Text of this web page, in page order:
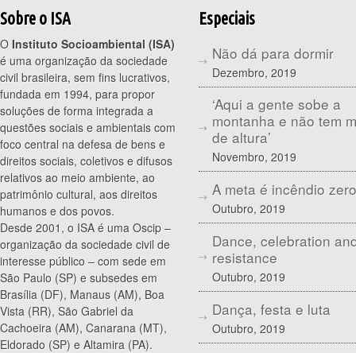
Sobre o ISA
O Instituto Socioambiental (ISA)
é uma organização da sociedade
civil brasileira, sem fins lucrativos,
fundada em 1994, para propor
soluções de forma integrada a
questões sociais e ambientais com
foco central na defesa de bens e
direitos sociais, coletivos e difusos
relativos ao meio ambiente, ao
patrimônio cultural, aos direitos
humanos e dos povos.
Desde 2001, o ISA é uma Oscip –
organização da sociedade civil de
interesse público – com sede em
São Paulo (SP) e subsedes em
Brasília (DF), Manaus (AM), Boa
Vista (RR), São Gabriel da
Cachoeira (AM), Canarana (MT),
Eldorado (SP) e Altamira (PA).
Especiais
Não dá para dormir
Dezembro, 2019
‘Aqui a gente sobe a
montanha e não tem
de altura’
Novembro, 2019
A meta é incêndio zero
Outubro, 2019
Dance, celebration
resistance
Outubro, 2019
Dança, festa e luta
Outubro, 2019